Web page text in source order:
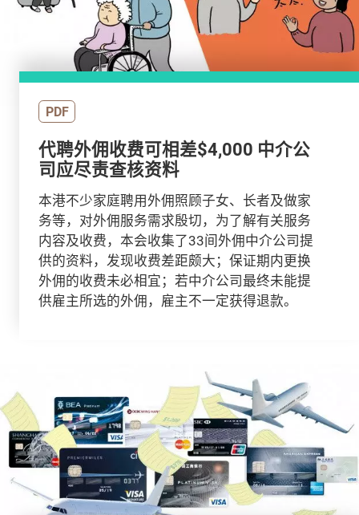
PDF
代聘外佣收费可相差$4,000 中介公
司应尽责查核资料
本港不少家庭聘用外佣照顾子女、长者及做家
务等，对外佣服务需求殷切，为了解有关服务
内容及收费，本会收集了33间外佣中介公司提
供的资料，发现收费差距颇大；保证期内更换
外佣的收费未必相宜；若中介公司最终未能提
供雇主所选的外佣，雇主不一定获得退款。